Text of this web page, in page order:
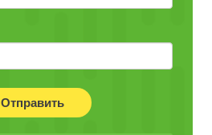
Отправить